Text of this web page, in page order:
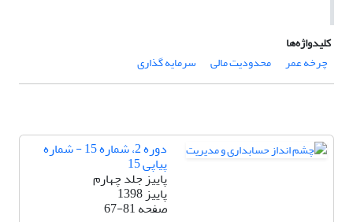
کلیدواژه‌ها
چرخه عمر
محدودیت مالی سرمایه گذاری
دوره 2، شماره 15 - شماره
پیاپی 15
پاییز جلد چهارم
پاییز 1398
صفحه67-81